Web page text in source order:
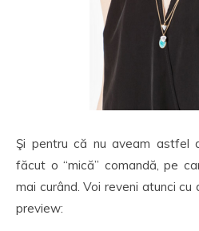
Şi pentru că nu aveam astfel
făcut o “mică” comandă, pe
mai curând. Voi reveni atunci cu
preview: